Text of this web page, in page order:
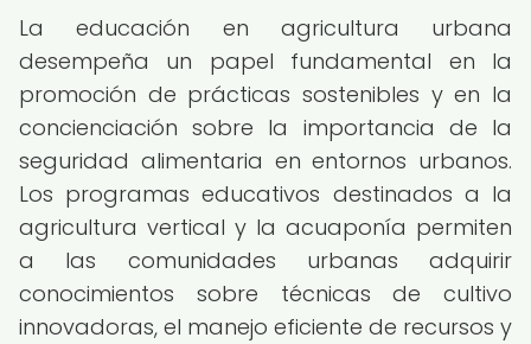
La educación en agricultura urbana
desempeña un papel fundamental en la
promoción de prácticas sostenibles y en la
concienciación sobre la importancia de la
seguridad alimentaria en entornos urbanos.
Los programas educativos destinados a la
agricultura vertical y la acuaponía permiten
a las comunidades urbanas adquirir
conocimientos sobre técnicas de cultivo
innovadoras, el manejo eficiente de recursos y